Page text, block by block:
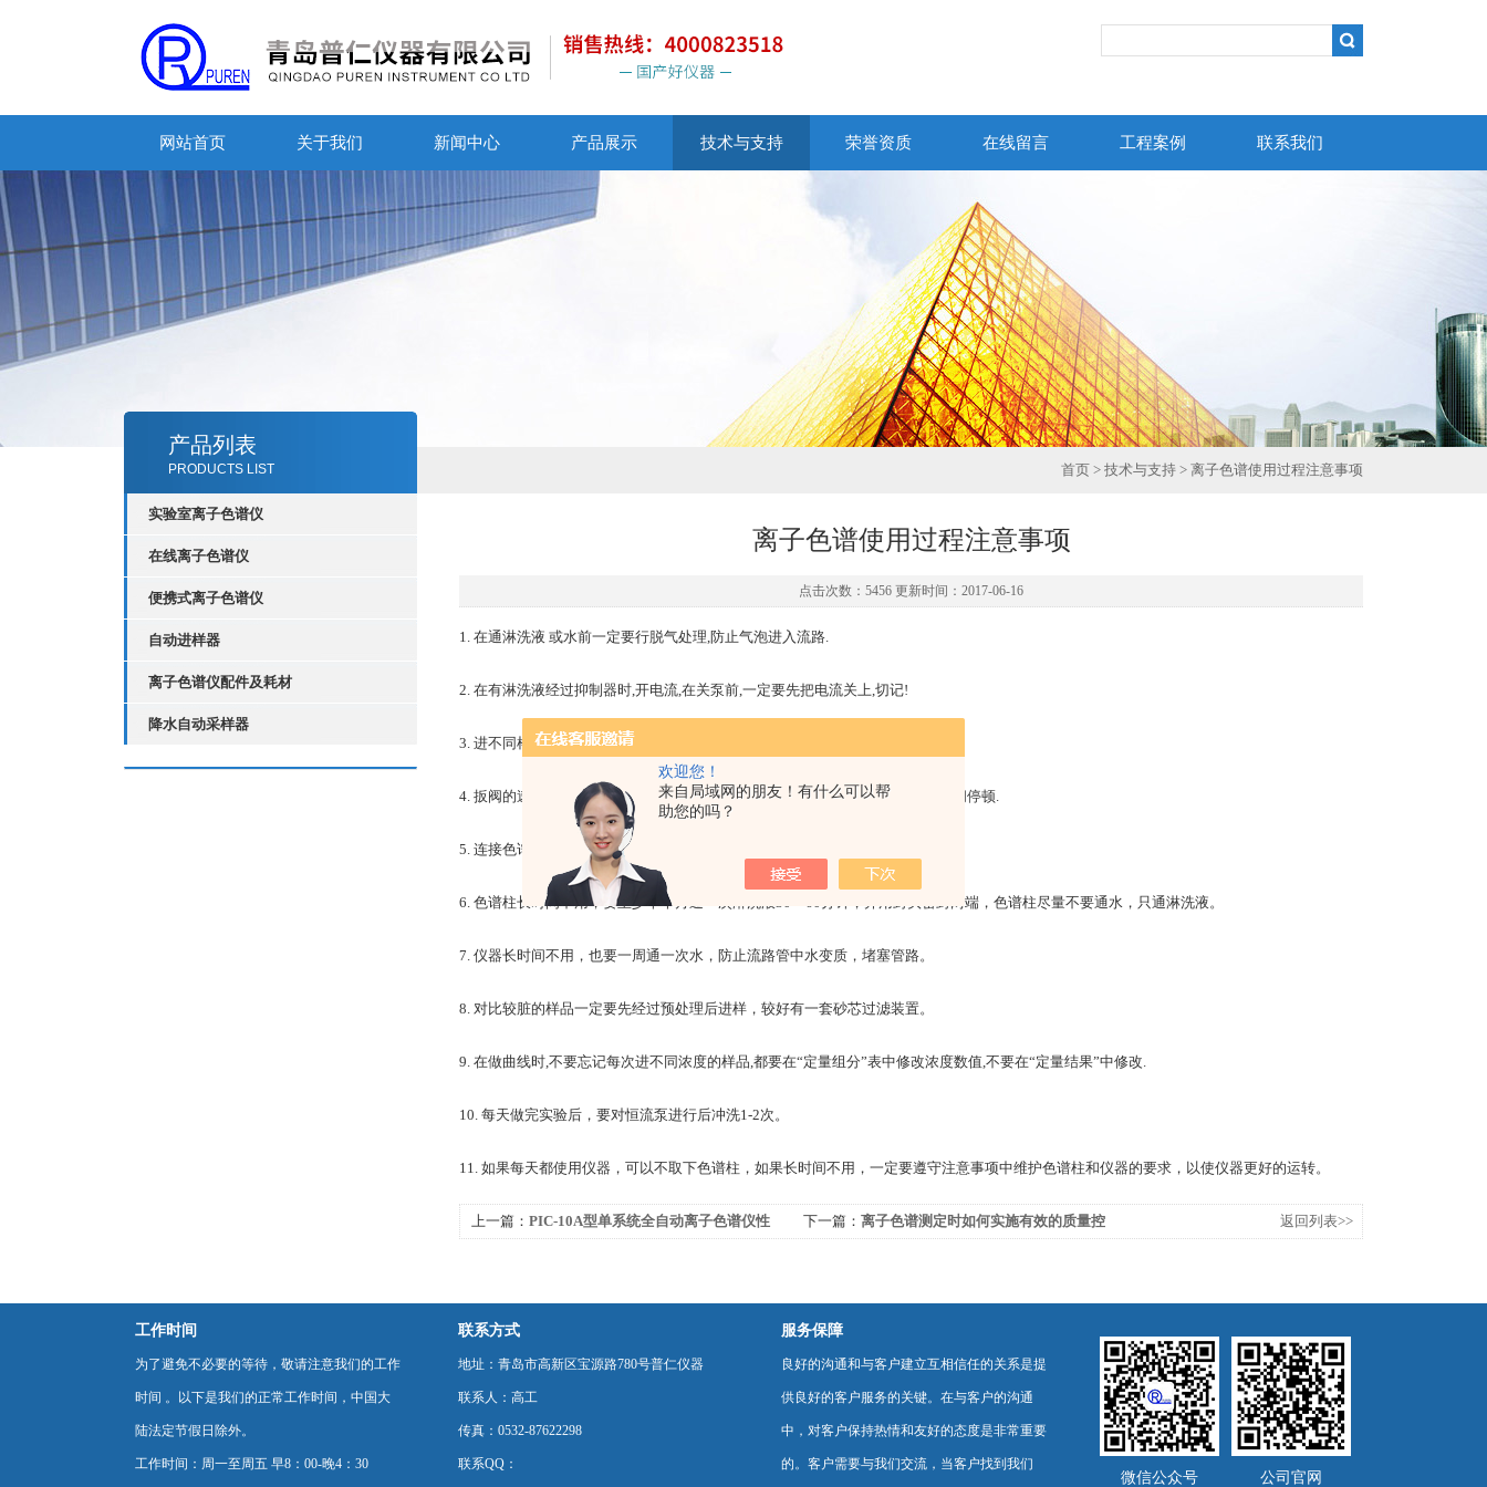
欢迎您！
来自局域网的朋友！有什么可以帮
助您的吗？
网站首页 关于我们 新闻中心 产品展示 技术与支持 荣誉资质 在线留言 工程案例 联系我们
产品列表
PRODUCTS LIST
实验室离子色谱仪
在线离子色谱仪
便携式离子色谱仪
自动进样器
离子色谱仪配件及耗材
降水自动采样器
首页 > 技术与支持 > 离子色谱使用过程注意事项
离子色谱使用过程注意事项
点击次数：5456 更新时间：2017-06-16
1. 在通淋洗液 或水前一定要行脱气处理,防止气泡进入流路.
2. 在有淋洗液经过抑制器时,开电流,在关泵前,一定要先把电流关上,切记!
3. 进不同样品要注意清洗进样口和注射器,不要污染针头.
4. 扳阀的速度要快,进完样后要迅速把阀从“进样位置”扳到“分析位置”,不可在中间停顿.
5. 连接色谱柱时,一定要先把流量调到0.3ml/min，不可高流量的情况下接柱子。
6. 色谱柱长时间不用，要至少半个月通一次淋洗液30—60分钟，并用封头密封两端，色谱柱尽量不要通水，只通淋洗液。
7. 仪器长时间不用，也要一周通一次水，防止流路管中水变质，堵塞管路。
8. 对比较脏的样品一定要先经过预处理后进样，较好有一套砂芯过滤装置。
9. 在做曲线时,不要忘记每次进不同浓度的样品,都要在“定量组分”表中修改浓度数值,不要在“定量结果”中修改.
10. 每天做完实验后，要对恒流泵进行后冲洗1-2次。
11. 如果每天都使用仪器，可以不取下色谱柱，如果长时间不用，一定要遵守注意事项中维护色谱柱和仪器的要求，以使仪器更好的运转。
上一篇： PIC-10A型单系统全自动离子色谱仪性
下一篇： 离子色谱测定时如何实施有效的质量控
返回列表>>
工作时间
为了避免不必要的等待，敬请注意我们的工作
时间 。以下是我们的正常工作时间，中国大
陆法定节假日除外。
工作时间：周一至周五 早8：00-晚4：30
联系方式
地址：青岛市高新区宝源路780号普仁仪器
联系人：高工
传真：0532-87622298
联系QQ：
服务保障
良好的沟通和与客户建立互相信任的关系是提
供良好的客户服务的关键。在与客户的沟通
中，对客户保持热情和友好的态度是非常重要
的。客户需要与我们交流，当客户找到我们
微信公众号 公司官网